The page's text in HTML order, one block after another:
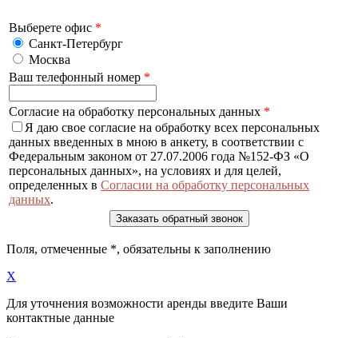
Выберете офис *
Санкт-Петербург
Москва
Ваш телефонный номер *
Согласие на обработку персональных данных *
Я даю свое согласие на обработку всех персональных
данных введенных в мною в анкету, в соответствии с
Федеральным законом от 27.07.2006 года №152-ФЗ «О
персональных данных», на условиях и для целей,
определенных в Согласии на обработку персональных
данных.
Поля, отмеченные *, обязательны к заполнению
X
Для уточнения возможности аренды введите Ваши
контактные данные